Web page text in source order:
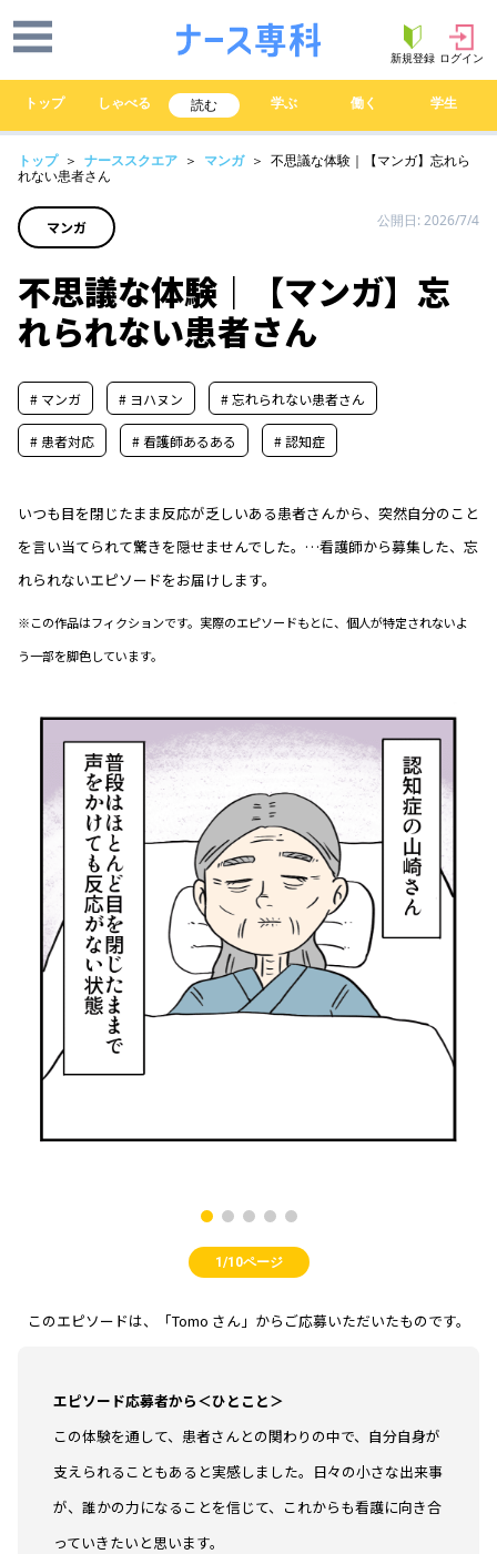
新規登録 ログイン
トップ しゃべる 読む 学ぶ 働く 学生
トップ ＞ ナーススクエア ＞ マンガ ＞ 不思議な体験｜【マンガ】忘れら
れない患者さん
マンガ 公開日: 2026/7/4
不思議な体験｜【マンガ】忘
れられない患者さん
# マンガ # ヨハヌン # 忘れられない患者さん
# 患者対応 # 看護師あるある # 認知症
いつも目を閉じたまま反応が乏しいある患者さんから、突然自分のこと
を言い当てられて驚きを隠せませんでした。…看護師から募集した、忘
れられないエピソードをお届けします。
※この作品はフィクションです。実際のエピソードもとに、個人が特定されないよ
う一部を脚色しています。
1/10ページ
このエピソードは、「Tomo さん」からご応募いただいたものです。
エピソード応募者から＜ひとこと＞
この体験を通して、患者さんとの関わりの中で、自分自身が
支えられることもあると実感しました。日々の小さな出来事
が、誰かの力になることを信じて、これからも看護に向き合
っていきたいと思います。